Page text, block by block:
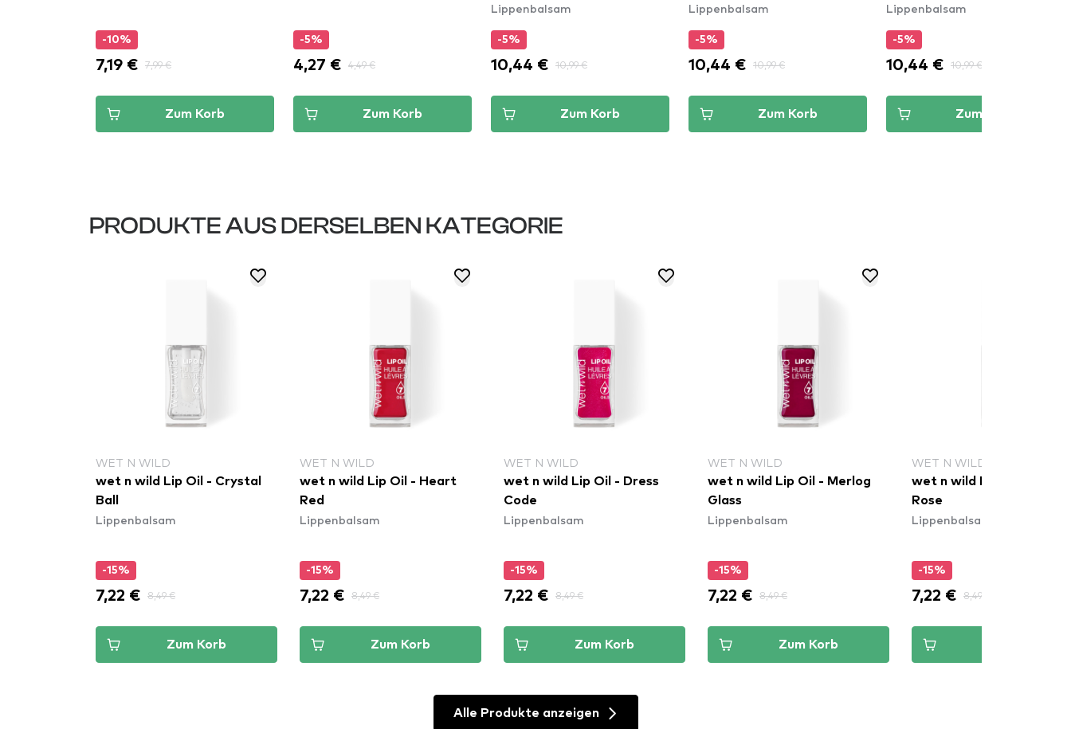
-10%
7,19 € 7,99 €
Zum Korb
-5%
4,27 € 4,49 €
Zum Korb
Lippenbalsam
-5%
10,44 € 10,99 €
Zum Korb
Lippenbalsam
-5%
10,44 € 10,99 €
Zum Korb
Lippenbalsam
-5%
10,44 € 10,99 €
Zum Korb
PRODUKTE AUS DERSELBEN KATEGORIE
WET N WILD
wet n wild Lip Oil - Crystal
Ball
Lippenbalsam
-15%
7,22 € 8,49 €
Zum Korb
WET N WILD
wet n wild Lip Oil - Heart
Red
Lippenbalsam
-15%
7,22 € 8,49 €
Zum Korb
WET N WILD
wet n wild Lip Oil - Dress
Code
Lippenbalsam
-15%
7,22 € 8,49 €
Zum Korb
WET N WILD
wet n wild Lip Oil - Merlog
Glass
Lippenbalsam
-15%
7,22 € 8,49 €
Zum Korb
WET N WILD
wet n wild Lip Oil - Cocoa
Rose
Lippenbalsam
-15%
7,22 € 8,49 €
Alle Produkte anzeigen